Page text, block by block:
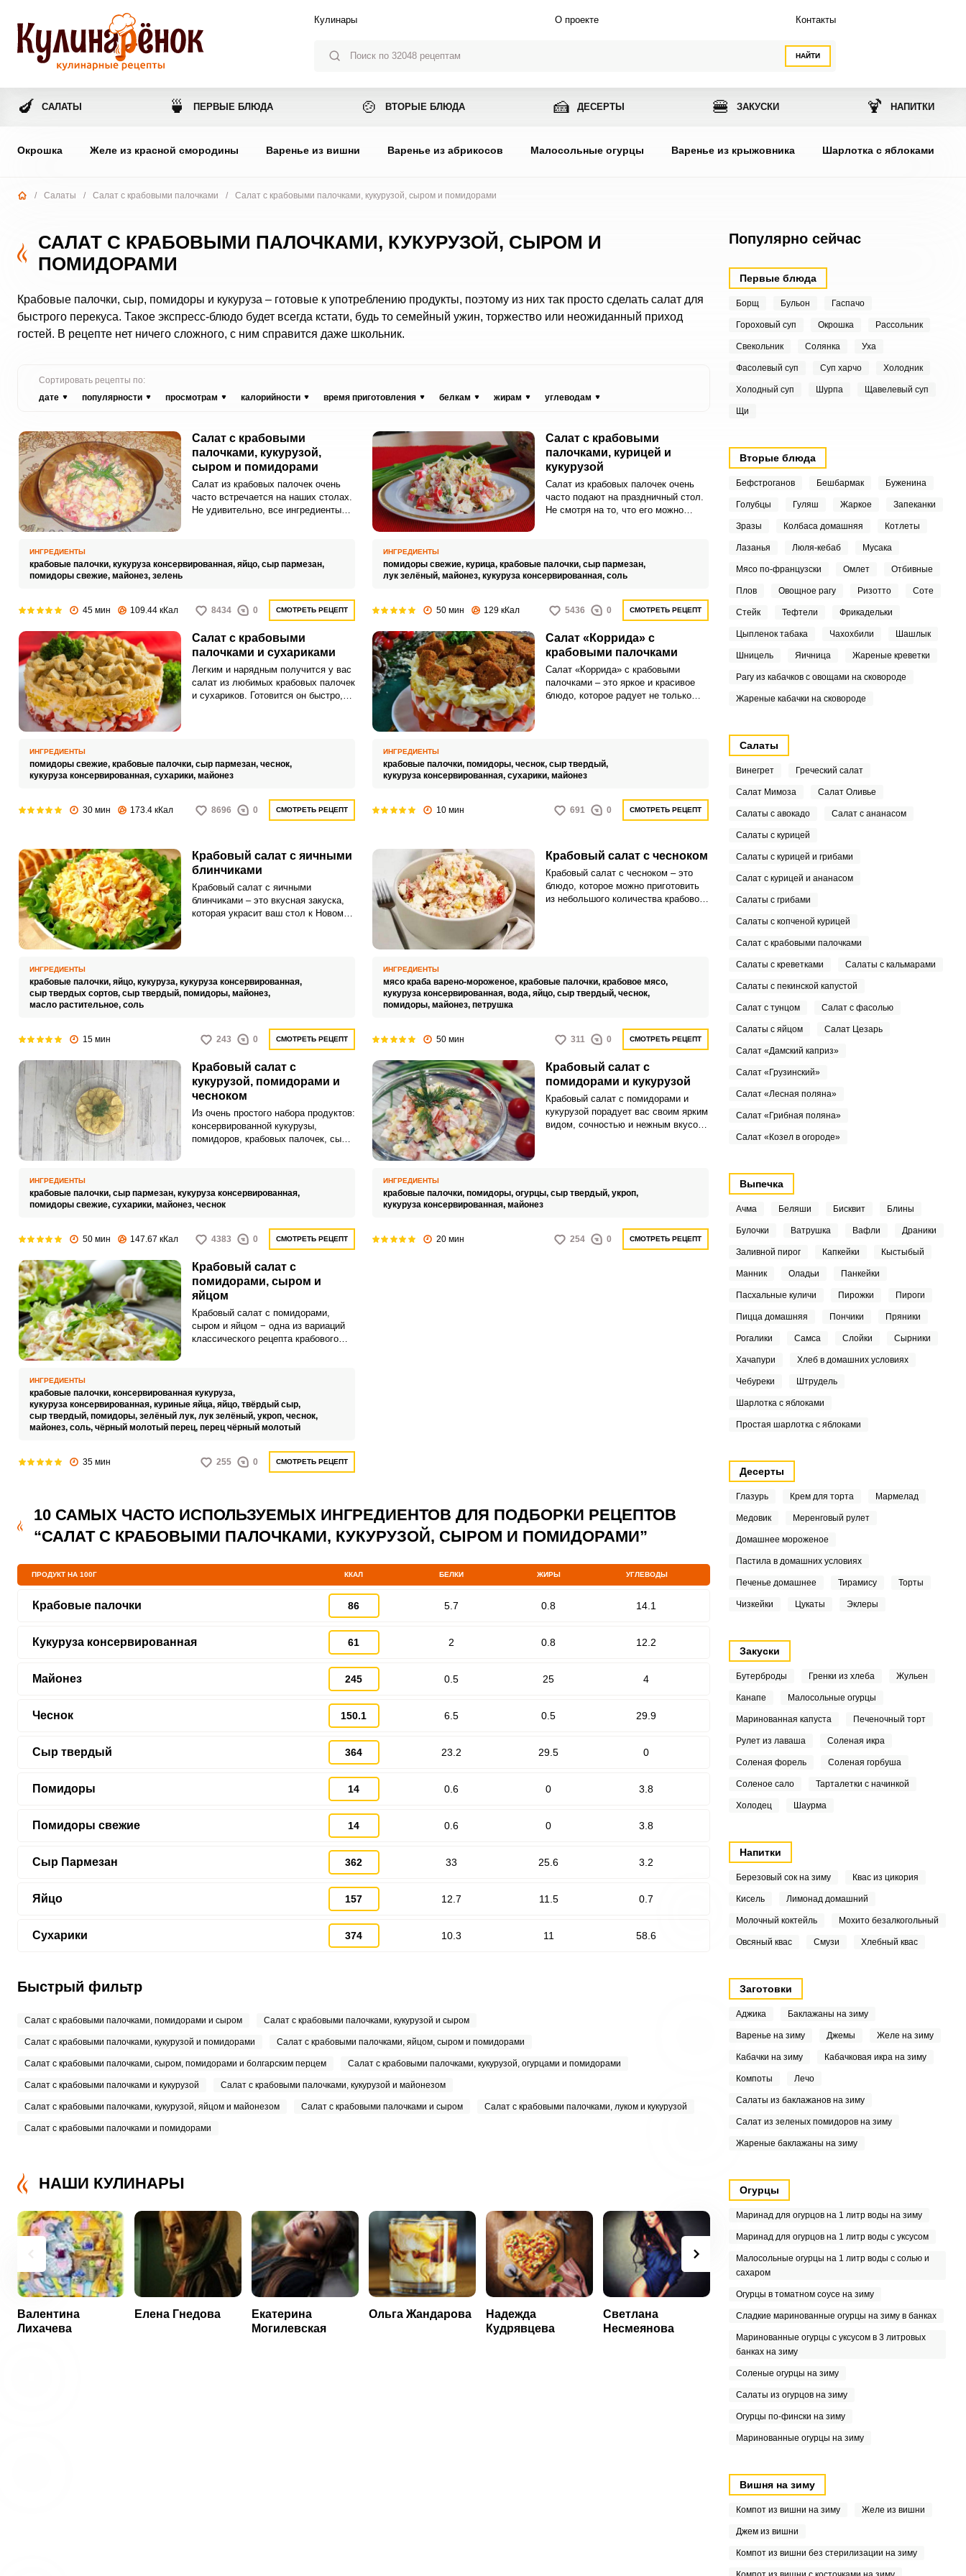
НАЙТИ
Кулинары О проекте Контакты
🍆 САЛАТЫ 🍵 ПЕРВЫЕ БЛЮДА 🍲 ВТОРЫЕ БЛЮДА 🍰 ДЕСЕРТЫ 🍔 ЗАКУСКИ 🍹 НАПИТКИ
Окрошка Желе из красной смородины Варенье из вишни Варенье из абрикосов Малосольные огурцы Варенье из крыжовника Шарлотка с яблоками
/ Салаты / Салат с крабовыми палочками / Салат с крабовыми палочками, кукурузой, сыром и помидорами
САЛАТ С КРАБОВЫМИ ПАЛОЧКАМИ, КУКУРУЗОЙ, СЫРОМ И
ПОМИДОРАМИ
Крабовые палочки, сыр, помидоры и кукуруза – готовые к употреблению продукты, поэтому из них так просто сделать салат для
быстрого перекуса. Такое экспресс-блюдо будет всегда кстати, будь то семейный ужин, торжество или неожиданный приход
гостей. В рецепте нет ничего сложного, с ним справится даже школьник.
Сортировать рецепты по:
дате
популярности просмотрам калорийности время приготовления белкам жирам углеводам
Салат с крабовыми
палочками, кукурузой,
сыром и помидорами
Салат из крабовых палочек очень
часто встречается на наших столах.
Не удивительно, все ингредиенты
ИНГРЕДИЕНТЫ
крабовые палочки, кукуруза консервированная, яйцо, сыр пармезан,
помидоры свежие, майонез, зелень
45 мин 109.44 кКал 8434 0 СМОТРЕТЬ РЕЦЕПТ
Салат с крабовыми
палочками, курицей и
кукурузой
Салат из крабовых палочек очень
часто подают на праздничный стол.
Не смотря на то, что его можно
ИНГРЕДИЕНТЫ
помидоры свежие, курица, крабовые палочки, сыр пармезан,
лук зелёный, майонез, кукуруза консервированная, соль
50 мин 129 кКал 5436 0 СМОТРЕТЬ РЕЦЕПТ
Салат с крабовыми
палочками и сухариками
Легким и нарядным получится у вас
салат из любимых крабовых палочек
и сухариков. Готовится он быстро,
ИНГРЕДИЕНТЫ
помидоры свежие, крабовые палочки, сыр пармезан, чеснок,
кукуруза консервированная, сухарики, майонез
30 мин 173.4 кКал 8696 0 СМОТРЕТЬ РЕЦЕПТ
Салат «Коррида» с
крабовыми палочками
Салат «Коррида» с крабовыми
палочками – это яркое и красивое
блюдо, которое радует не только
очаровывая гостей с первого
взгляда.
ИНГРЕДИЕНТЫ
крабовые палочки, помидоры, чеснок, сыр твердый,
кукуруза консервированная, сухарики, майонез
10 мин 691 0 СМОТРЕТЬ РЕЦЕПТ
Крабовый салат с яичными
блинчиками
Крабовый салат с яичными
блинчиками – это вкусная закуска,
которая украсит ваш стол к Новому
текстуре.
ИНГРЕДИЕНТЫ
крабовые палочки, яйцо, кукуруза, кукуруза консервированная,
сыр твердых сортов, сыр твердый, помидоры, майонез,
масло растительное, соль
15 мин 243 0 СМОТРЕТЬ РЕЦЕПТ
Крабовый салат с чесноком
Крабовый салат с чесноком – это
блюдо, которое можно приготовить
из небольшого количества крабового
ИНГРЕДИЕНТЫ
мясо краба варено-мороженое, крабовые палочки, крабовое мясо,
кукуруза консервированная, вода, яйцо, сыр твердый, чеснок,
помидоры, майонез, петрушка
50 мин 311 0 СМОТРЕТЬ РЕЦЕПТ
Крабовый салат с
кукурузой, помидорами и
чесноком
Из очень простого набора продуктов:
консервированной кукурузы,
помидоров, крабовых палочек, сыра
аппетитный вид привлекает
всеобщее внимание за столом.
ИНГРЕДИЕНТЫ
крабовые палочки, сыр пармезан, кукуруза консервированная,
помидоры свежие, сухарики, майонез, чеснок
50 мин 147.67 кКал 4383 0 СМОТРЕТЬ РЕЦЕПТ
Крабовый салат с
помидорами и кукурузой
Крабовый салат с помидорами и
кукурузой порадует вас своим ярким
видом, сочностью и нежным вкусом.
ИНГРЕДИЕНТЫ
крабовые палочки, помидоры, огурцы, сыр твердый, укроп,
кукуруза консервированная, майонез
20 мин 254 0 СМОТРЕТЬ РЕЦЕПТ
Крабовый салат с
помидорами, сыром и
яйцом
Крабовый салат с помидорами,
сыром и яйцом − одна из вариаций
классического рецепта крабового
получится лёгкий и разогреет
аппетит.
ИНГРЕДИЕНТЫ
крабовые палочки, консервированная кукуруза,
кукуруза консервированная, куриные яйца, яйцо, твёрдый сыр,
сыр твердый, помидоры, зелёный лук, лук зелёный, укроп, чеснок,
майонез, соль, чёрный молотый перец, перец чёрный молотый
35 мин 255 0 СМОТРЕТЬ РЕЦЕПТ
10 САМЫХ ЧАСТО ИСПОЛЬЗУЕМЫХ ИНГРЕДИЕНТОВ ДЛЯ ПОДБОРКИ РЕЦЕПТОВ
“САЛАТ С КРАБОВЫМИ ПАЛОЧКАМИ, КУКУРУЗОЙ, СЫРОМ И ПОМИДОРАМИ”
ПРОДУКТ НА 100Г ККАЛ БЕЛКИ ЖИРЫ УГЛЕВОДЫ
Крабовые палочки 86 5.7 0.8 14.1
Кукуруза консервированная 61 2 0.8 12.2
Майонез 245 0.5 25 4
Чеснок 150.1 6.5 0.5 29.9
Сыр твердый 364 23.2 29.5 0
Помидоры 14 0.6 0 3.8
Помидоры свежие 14 0.6 0 3.8
Сыр Пармезан 362 33 25.6 3.2
Яйцо 157 12.7 11.5 0.7
Сухарики 374 10.3 11 58.6
Быстрый фильтр
Салат с крабовыми палочками, помидорами и сыром Салат с крабовыми палочками, кукурузой и сыром
Салат с крабовыми палочками, кукурузой и помидорами Салат с крабовыми палочками, яйцом, сыром и помидорами
Салат с крабовыми палочками, сыром, помидорами и болгарским перцем Салат с крабовыми палочками, кукурузой, огурцами и помидорами
Салат с крабовыми палочками и кукурузой Салат с крабовыми палочками, кукурузой и майонезом
Салат с крабовыми палочками, кукурузой, яйцом и майонезом Салат с крабовыми палочками и сыром Салат с крабовыми палочками, луком и кукурузой
Салат с крабовыми палочками и помидорами
НАШИ КУЛИНАРЫ
Валентина
Лихачева
Елена Гнедова
Екатерина
Могилевская
Ольга Жандарова
Надежда
Кудрявцева
Светлана
Несмеянова
Ксения Осипова
Популярно сейчас
Первые блюда
Борщ Бульон Гаспачо
Гороховый суп Окрошка Рассольник
Свекольник Солянка Уха
Фасолевый суп Суп харчо Холодник
Холодный суп Шурпа Щавелевый суп
Щи
Вторые блюда
Бефстроганов Бешбармак Буженина
Голубцы Гуляш Жаркое Запеканки
Зразы Колбаса домашняя Котлеты
Лазанья Люля-кебаб Мусака
Мясо по-французски Омлет Отбивные
Плов Овощное рагу Ризотто Соте
Стейк Тефтели Фрикадельки
Цыпленок табака Чахохбили Шашлык
Шницель Яичница Жареные креветки
Рагу из кабачков с овощами на сковороде
Жареные кабачки на сковороде
Салаты
Винегрет Греческий салат
Салат Мимоза Салат Оливье
Салаты с авокадо Салат с ананасом
Салаты с курицей
Салаты с курицей и грибами
Салат с курицей и ананасом
Салаты с грибами
Салаты с копченой курицей
Салат с крабовыми палочками
Салаты с креветками Салаты с кальмарами
Салаты с пекинской капустой
Салат с тунцом Салат с фасолью
Салаты с яйцом Салат Цезарь
Салат «Дамский каприз»
Салат «Грузинский»
Салат «Лесная поляна»
Салат «Грибная поляна»
Салат «Козел в огороде»
Выпечка
Ачма Беляши Бисквит Блины
Булочки Ватрушка Вафли Драники
Заливной пирог Капкейки Кыстыбый
Манник Оладьи Панкейки
Пасхальные куличи Пирожки Пироги
Пицца домашняя Пончики Пряники
Рогалики Самса Слойки Сырники
Хачапури Хлеб в домашних условиях
Чебуреки Штрудель
Шарлотка с яблоками
Простая шарлотка с яблоками
Десерты
Глазурь Крем для торта Мармелад
Медовик Меренговый рулет
Домашнее мороженое
Пастила в домашних условиях
Печенье домашнее Тирамису Торты
Чизкейки Цукаты Эклеры
Закуски
Бутерброды Гренки из хлеба Жульен
Канапе Малосольные огурцы
Маринованная капуста Печеночный торт
Рулет из лаваша Соленая икра
Соленая форель Соленая горбуша
Соленое сало Тарталетки с начинкой
Холодец Шаурма
Напитки
Березовый сок на зиму Квас из цикория
Кисель Лимонад домашний
Молочный коктейль Мохито безалкогольный
Овсяный квас Смузи Хлебный квас
Заготовки
Аджика Баклажаны на зиму
Варенье на зиму Джемы Желе на зиму
Кабачки на зиму Кабачковая икра на зиму
Компоты Лечо
Салаты из баклажанов на зиму
Салат из зеленых помидоров на зиму
Жареные баклажаны на зиму
Огурцы
Маринад для огурцов на 1 литр воды на зиму
Маринад для огурцов на 1 литр воды с уксусом
Малосольные огурцы на 1 литр воды с солью и
сахаром
Огурцы в томатном соусе на зиму
Сладкие маринованные огурцы на зиму в банках
Маринованные огурцы с уксусом в 3 литровых
банках на зиму
Соленые огурцы на зиму
Салаты из огурцов на зиму
Огурцы по-фински на зиму
Маринованные огурцы на зиму
Вишня на зиму
Компот из вишни на зиму Желе из вишни
Джем из вишни
Компот из вишни без стерилизации на зиму
с помощью социальных сетей:
или
Запомнить меня